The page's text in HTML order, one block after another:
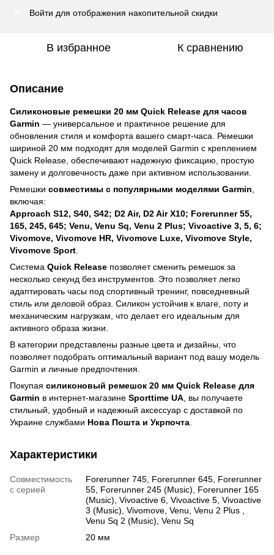
Войти для отображения накопительной скидки
В избранное К сравнению
Описание
Силиконовые ремешки 20 мм Quick Release для часов
Garmin — универсальное и практичное решение для
обновления стиля и комфорта вашего смарт-часа. Ремешки
шириной 20 мм подходят для моделей Garmin с креплением
Quick Release, обеспечивают надежную фиксацию, простую
замену и долговечность даже при активном использовании.
Ремешки совместимы с популярными моделями Garmin
включая:
Approach S12, S40, S42; D2 Air, D2 Air X10; Forerunner 55,
165, 245, 645; Venu, Venu Sq, Venu 2 Plus; Vivoactive 3, 5, 6;
Vivomove, Vivomove HR, Vivomove Luxe, Vivomove Style,
Vivomove Sport
Система Quick Release позволяет сменить ремешок за
несколько секунд без инструментов. Это позволяет легко
адаптировать часы под спортивный тренинг, повседневный
стиль или деловой образ. Силикон устойчив к влаге, поту и
механическим нагрузкам, что делает его идеальным для
активного образа жизни.
В категории представлены разные цвета и дизайны, что
позволяет подобрать оптимальный вариант под вашу модель
Garmin и личные предпочтения.
Покупая силиконовый ремешок 20 мм Quick Release для
Garmin в интернет-магазине Sporttime UA , вы получаете
стильный, удобный и надежный аксессуар с доставкой по
Украине службами Нова Пошта и Укрпочта
Характеристики
Совместимость
с серией
Forerunner 745, Forerunner 645, Forerunner
55, Forerunner 245 (Music), Forerunner 165
(Music), Vivoactive 6, Vivoactive 5, Vivoactive
3 (Music), Vivomove, Venu, Venu 2 Plus ,
Venu Sq 2 (Music), Venu Sq
Размер
20 мм